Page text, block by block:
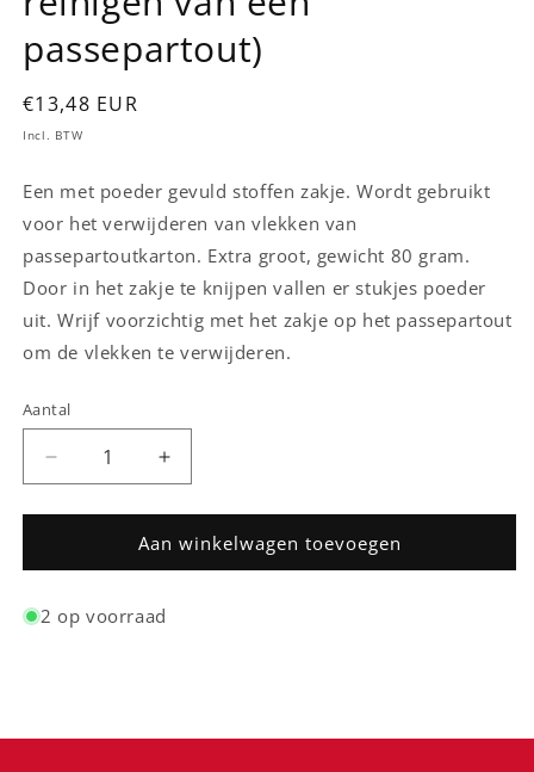
passepartout)
Normale
prijs
€13,48 EUR
Incl. BTW
Een met poeder gevuld stoffen zakje. Wordt gebruikt
voor het verwijderen van vlekken van
passepartoutkarton. Extra groot, gewicht 80 gram.
Door in het zakje te knijpen vallen er stukjes poeder
uit. Wrijf voorzichtig met het zakje op het passepartout
om de vlekken te verwijderen.
Aantal
Aantal
Aantal
verlagen
voor
Cleaning
(voor
passepartout)
Aantal
verhogen
voor
Dry
Cleaning
(voor
passepartout)
Aan winkelwagen toevoegen
2 op voorraad